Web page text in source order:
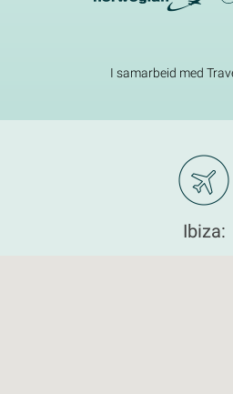
I samarbeid med
Ibiza: